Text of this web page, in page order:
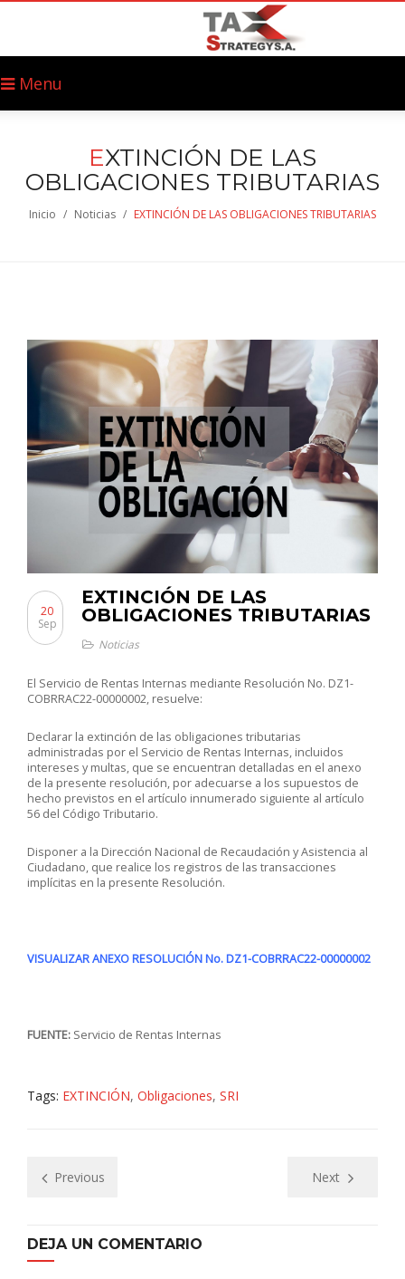
Menu
EXTINCIÓN DE LAS
OBLIGACIONES TRIBUTARIAS
Inicio / Noticias / EXTINCIÓN DE LAS OBLIGACIONES TRIBUTARIAS
EXTINCIÓN DE LAS
OBLIGACIONES TRIBUTARIAS
20
Sep
Noticias
El Servicio de Rentas Internas mediante Resolución No. DZ1-
COBRRAC22-00000002, resuelve:
Declarar la extinción de las obligaciones tributarias
administradas por el Servicio de Rentas Internas, incluidos
intereses y multas, que se encuentran detalladas en el anexo
de la presente resolución, por adecuarse a los supuestos de
hecho previstos en el artículo innumerado siguiente al artículo
56 del Código Tributario.
Disponer a la Dirección Nacional de Recaudación y Asistencia al
Ciudadano, que realice los registros de las transacciones
implícitas en la presente Resolución.
VISUALIZAR ANEXO RESOLUCIÓN No. DZ1-COBRRAC22-00000002
FUENTE: Servicio de Rentas Internas
Tags: EXTINCIÓN, Obligaciones, SRI
Previous Next
DEJA UN COMENTARIO